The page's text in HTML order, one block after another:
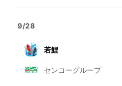
9/28
若鯉
センコーグループ